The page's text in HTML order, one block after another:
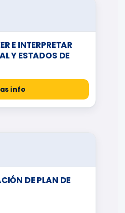
E INTERPRETAR
Y ESTADOS DE
info
DE PLAN DE